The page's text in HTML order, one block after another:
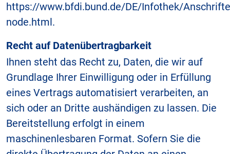
https://www.bfdi.bund.de/DE/Infothek/
node.html.
Recht auf Datenübertragbarkeit
Ihnen steht das Recht zu, Daten, die wir auf
Grundlage Ihrer Einwilligung oder in Erfüllung
eines Vertrags automatisiert verarbeiten, an
sich oder an Dritte aushändigen zu lassen. Die
Bereitstellung erfolgt in einem
maschinenlesbaren Format. Sofern Sie die